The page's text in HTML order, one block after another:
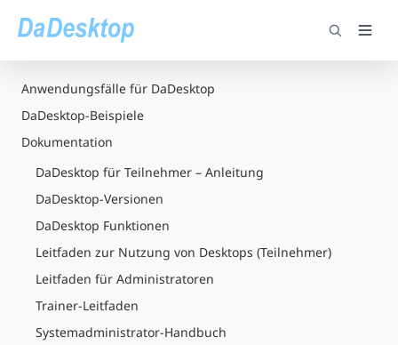
Anwendungsfälle für DaDesktop
DaDesktop-Beispiele
Dokumentation
DaDesktop für Teilnehmer – Anleitung
DaDesktop-Versionen
DaDesktop Funktionen
Leitfaden zur Nutzung von Desktops (Teilnehmer)
Leitfaden für Administratoren
Trainer-Leitfaden
Systemadministrator-Handbuch